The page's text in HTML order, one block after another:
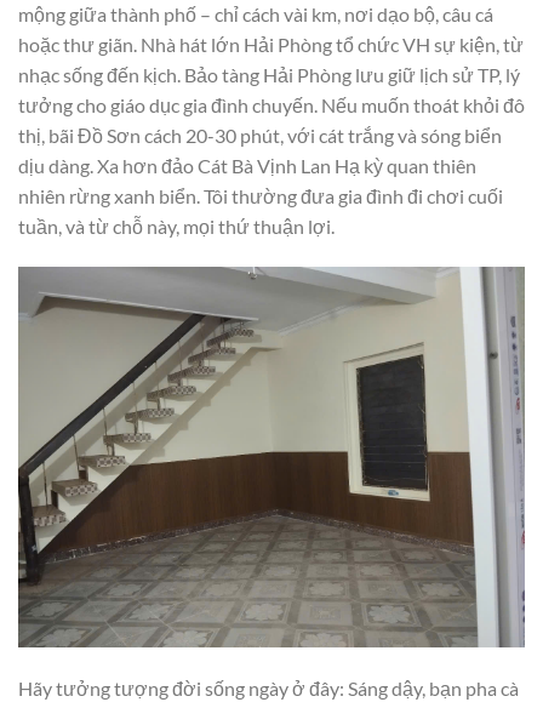
mộng giữa thành phố – chỉ cách vài km, nơi dạo bộ, câu cá
hoặc thư giãn. Nhà hát lớn Hải Phòng tổ chức VH sự kiện, từ
nhạc sống đến kịch. Bảo tàng Hải Phòng lưu giữ lịch sử TP, lý
tưởng cho giáo dục gia đình chuyến. Nếu muốn thoát khỏi đô
thị, bãi Đồ Sơn cách 20-30 phút, với cát trắng và sóng biển
dịu dàng. Xa hơn đảo Cát Bà Vịnh Lan Hạ kỳ quan thiên
nhiên rừng xanh biển. Tôi thường đưa gia đình đi chơi cuối
tuần, và từ chỗ này, mọi thứ thuận lợi.
Hãy tưởng tượng đời sống ngày ở đây: Sáng dậy, bạn pha cà